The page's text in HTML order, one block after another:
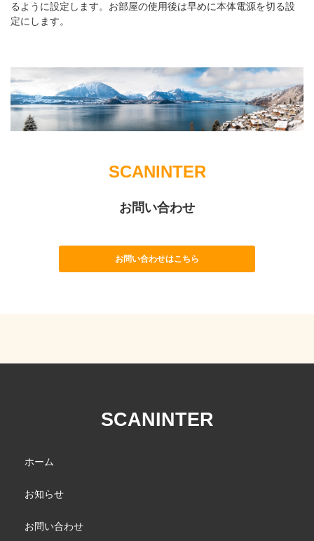
るように設定します。お部屋の使用後は早めに本体電源を切る設
定にします。
SCANINTER
お問い合わせ
お問い合わせはこちら
SCANINTER
ホーム
お知らせ
お問い合わせ